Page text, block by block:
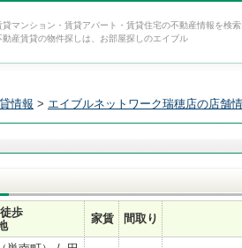
貸マンション・賃貸アパート・賃貸住宅の不動産情報を検索
動産賃貸の物件探しは、お部屋探しのエイブル
情報 > エイブルネットワーク瑞穂店の店舗
歩
家賃 間取り